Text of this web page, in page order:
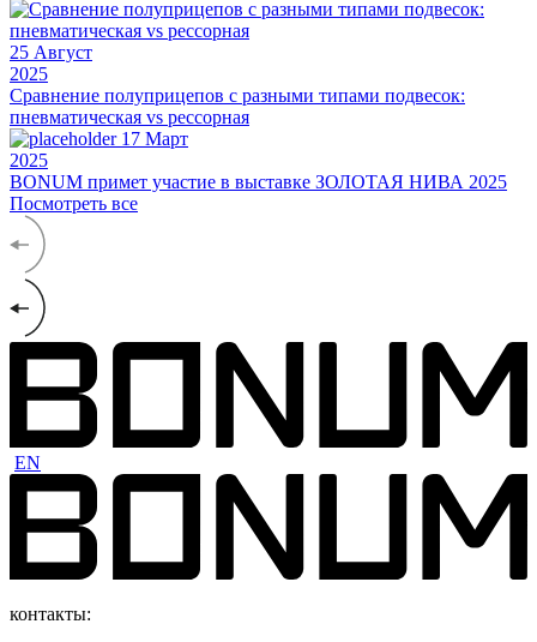
25 Август
2025
Сравнение полуприцепов с разными типами подвесок:
пневматическая vs рессорная
17 Март
2025
BONUM примет участие в выставке ЗОЛОТАЯ НИВА 2025
Посмотреть все
EN
контакты: